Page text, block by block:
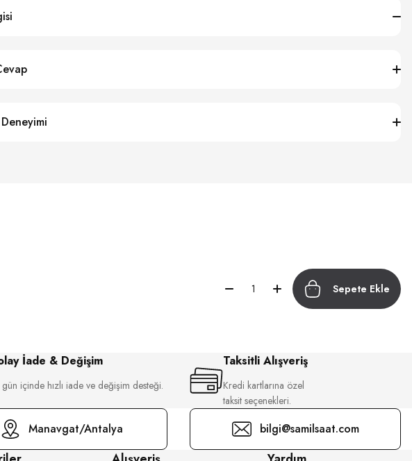
Sepete Ekle
İade & Değişim
gün içinde hızlı iade ve değişim desteği.
Taksitli Alışveriş
Kredi kartlarına özel
taksit seçenekleri.
Manavgat/Antalya bilgi@samilsaat.com